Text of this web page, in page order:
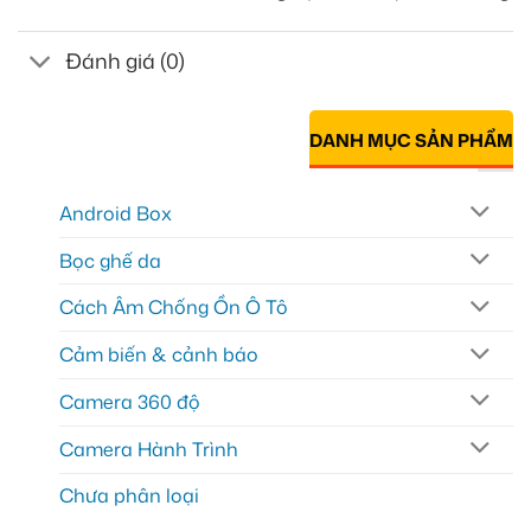
Đánh giá (0)
DANH MỤC SẢN PHẨM
Android Box
Bọc ghế da
Cách Âm Chống Ồn Ô Tô
Cảm biến & cảnh báo
Camera 360 độ
Camera Hành Trình
Chưa phân loại